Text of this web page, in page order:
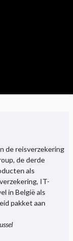
de reisverzekering
de derde
als
IT-
in België als
pakket aan